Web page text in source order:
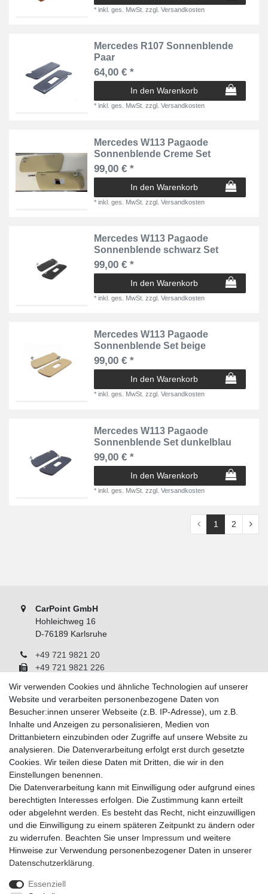
*inkl. ges. MwSt. zzgl.Versandkosten
Mercedes R107 Sonnenblende
Paar
64,00 € *
In den Warenkorb
*inkl. ges. MwSt. zzgl.Versandkosten
Mercedes W113 Pagaode
Sonnenblende Creme Set
99,00 € *
In den Warenkorb
*inkl. ges. MwSt. zzgl.Versandkosten
Mercedes W113 Pagaode
Sonnenblende schwarz Set
99,00 € *
In den Warenkorb
*inkl. ges. MwSt. zzgl.Versandkosten
Mercedes W113 Pagaode
Sonnenblende Set beige
99,00 € *
In den Warenkorb
*inkl. ges. MwSt. zzgl.Versandkosten
Mercedes W113 Pagaode
Sonnenblende Set dunkelblau
99,00 € *
In den Warenkorb
*inkl. ges. MwSt. zzgl.Versandkosten
1 2
CarPoint GmbH
Hohleichweg 16
D-76189 Karlsruhe
+49 721 9821 20
+49 721 9821 226
Montag - Freitag, 08:00 - 17:00
Informationen
Über Carpoint
Impressum
Daten­schutz­erklärung
AGB
Widerrufs­recht
Widerrufs­formular
Kontakt
Newsletter
Wir verwenden Cookies und ähnliche Technologien auf unserer
Website und verarbeiten personenbezogene Daten von
Besucher:innen unserer Webseite (z.B. IP-Adresse), um z.B.
Inhalte und Anzeigen zu personalisieren, Medien von
Drittanbietern einzubinden oder Zugriffe auf unsere Website zu
analysieren. Die Datenverarbeitung erfolgt erst durch gesetzte
Cookies. Wir teilen diese Daten mit Dritten, die wir in den
Einstellungen benennen.
Die Datenverarbeitung kann mit Einwilligung oder aufgrund eines
berechtigten Interesses erfolgen. Die Zustimmung kann erteilt
oder abgelehnt werden. Es besteht das Recht, nicht einzuwilligen
und die Einwilligung zu einem späteren Zeitpunkt zu ändern oder
zu widerrufen. Beachten Sie unser Impressum und weitere
Hinweise zur Verwendung personenbezogener Daten in unserer
Daten­schutz­erklärung
Essenziell